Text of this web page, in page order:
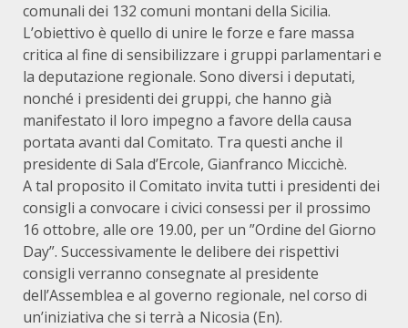
comunali dei 132 comuni montani della Sicilia.
L’obiettivo è quello di unire le forze e fare massa
critica al fine di sensibilizzare i gruppi parlamentari e
la deputazione regionale. Sono diversi i deputati,
nonché i presidenti dei gruppi, che hanno già
manifestato il loro impegno a favore della causa
portata avanti dal Comitato. Tra questi anche il
presidente di Sala d’Ercole, Gianfranco Miccichè.
A tal proposito il Comitato invita tutti i presidenti dei
consigli a convocare i civici consessi per il prossimo
16 ottobre, alle ore 19.00, per un ”Ordine del Giorno
Day”. Successivamente le delibere dei rispettivi
consigli verranno consegnate al presidente
dell’Assemblea e al governo regionale, nel corso di
un’iniziativa che si terrà a Nicosia (En).